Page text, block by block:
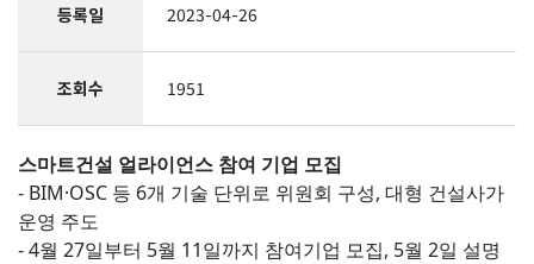
등록일 2023-04-26
조회수 1951
스마트건설 얼라이언스 참여 기업 모집
- BIM·OSC 등 6개 기술 단위로 위원회 구성, 대형 건설사가
운영 주도
- 4월 27일부터 5월 11일까지 참여기업 모집, 5월 2일 설명